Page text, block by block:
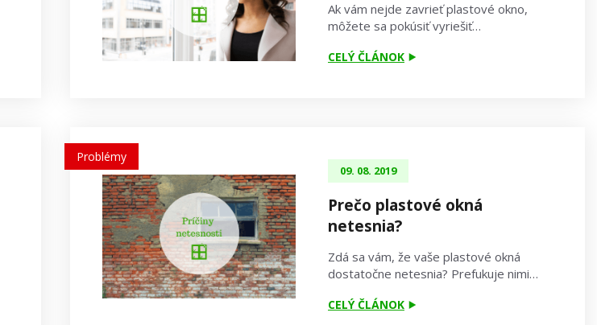
Ak vám nejde zavrieť plastové okno,
môžete sa pokúsiť vyriešiť…
CELÝ ČLÁNOK
Problémy
09. 08. 2019
Prečo plastové okná
netesnia?
Zdá sa vám, že vaše plastové okná
dostatočne netesnia? Prefukuje nimi…
CELÝ ČLÁNOK